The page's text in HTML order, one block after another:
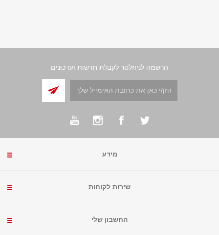
הרשמה לניוזלטר לקבלת חדשות ועדכונים
מידע
שירות לקוחות
החשבון שלי